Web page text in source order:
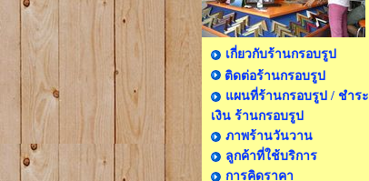
เกี่ยวกับร้านกรอบรูป
ติดต่อร้านกรอบรูป
แผนที่ร้านกรอบรูป / ชำระ
เงิน ร้านกรอบรูป
ภาพร้านวันวาน
ลูกค้าที่ใช้บริการ
การคิดราคา